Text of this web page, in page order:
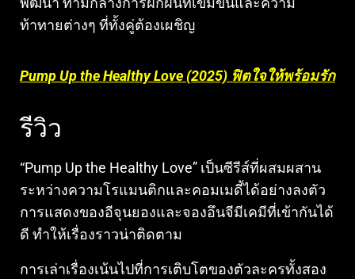
ท้าทายต่างๆ ที่ทั้งคู่ต้องเผชิญ
Pump Up the Healthy Love (2025) ฟิตใจให้พร้อมรัก
รีวิว
“Pump Up the Healthy Love” เป็นซีรีส์ที่ผสมผสาน
ระหว่างความโรแมนติกและคอมเมดี้ได้อย่างลงตัว
การแสดงของอีจุนยองและจองอึนจีมีเคมีที่เข้ากันได้
ดี ทำให้เรื่องราวน่าติดตาม
การเล่าเรื่องเน้นไปที่การเติบโตของตัวละครทั้งสอง